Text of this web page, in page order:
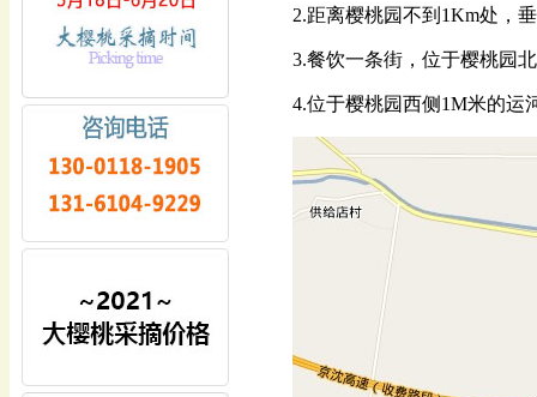
2.距离樱桃园不到1Km处，
3.餐饮一条街，位于樱桃园
4.位于樱桃园西侧1M米的运